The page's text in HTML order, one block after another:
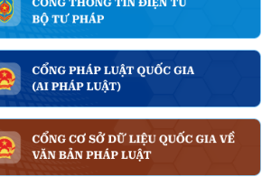
RÀ SOÁT HỆ THỐNG VĂN BẢN QUY
PHẠM PHÁP LUẬT - NỀN TẢNG
QUAN TRỌNG CHO HOÀN THIỆN
THỂ CHẾ VÀ PHÁT TRIỂN TRONG
GIAI ĐOẠN MỚI
Trình tự, thủ tục xác định tình trạng
nghiện ma túy tại cơ sở y tế xác định
tình trạng nghiện ma túy
QUY ĐỊNH CỦA PHÁP LUẬT VỀ QUÁ
CẢNH NGƯỜI BỊ DẪN ĐỘ
TRÁCH NHIỆM CỦA CÁC CƠ QUAN